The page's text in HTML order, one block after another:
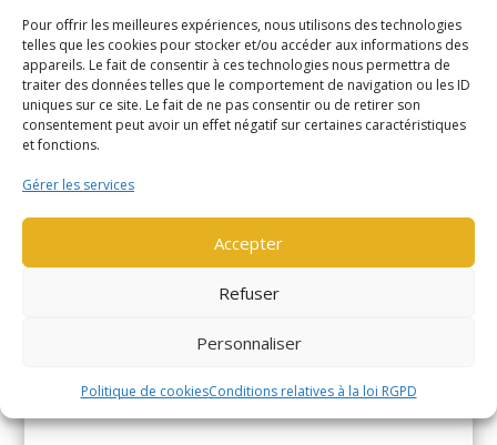
Pour offrir les meilleures expériences, nous utilisons des technologies
telles que les cookies pour stocker et/ou accéder aux informations des
appareils. Le fait de consentir à ces technologies nous permettra de
traiter des données telles que le comportement de navigation ou les ID
uniques sur ce site. Le fait de ne pas consentir ou de retirer son
consentement peut avoir un effet négatif sur certaines caractéristiques
et fonctions.
Gérer les services
Accepter
Refuser
Personnaliser
Politique de cookiesConditions relatives à la loi RGPD
YALE MS14XIL (2510)